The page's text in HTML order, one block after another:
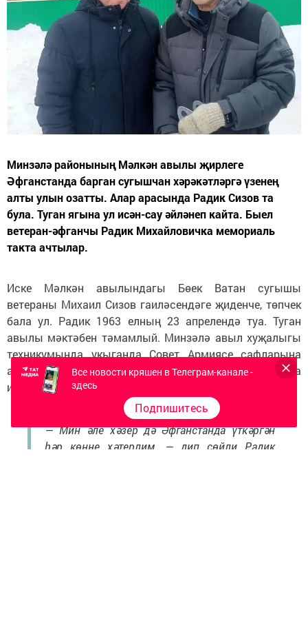
Минзәлә районының Мәлкән авылы җирлеге
Әфганстанда барган сугышчан хәрәкәтләргә үзенең
алты улын озатты. Алар арасында Радик Сизов та
була. Туган ягына ул исән-сау әйләнеп кайта. Быел
ветеран-әфганчы Радик Михайловичка мемориаль
такта ачтылар.
Иске Мәлкән авылындагы Бөек Ватан сугышы
ветераны Михаил Сизов гаиләсендәге җиденче, төпчек
бала ул. Радик 1963 елның 23 апрелендә туа. Туган
авылы мәктәбен тәмамлый. Минзәлә авыл хуҗалыгы
техникумында укыганда Совет Армиясе сафларына
алына. Ул вакытта әтисе Микәй дәдәйгә 72 яшь була
инде.
— Мин әле хәзер дә Әфганстанда үткәргән
һәр көнне хәтерлим, — дип сөйли Радик
Все новости кряшен в Телеграм-канале -
здесь
Подпишитесь